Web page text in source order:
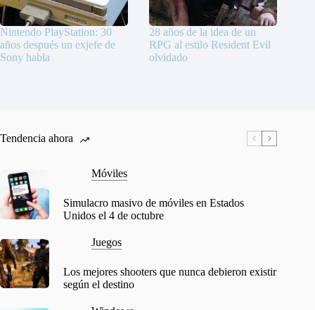
Nintendo PlayStation: 30
años después un exjefe de
Sony habla
28 años de la idea de un
RPG al estilo Resident Evil
olvidado
Tendencia ahora
Móviles
Simulacro masivo de móviles en Estados
Unidos el 4 de octubre
Juegos
Los mejores shooters que nunca debieron existir
según el destino